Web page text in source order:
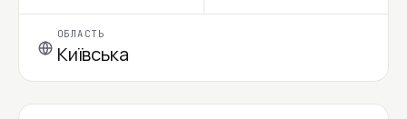
ОБЛАСТЬ
Київська